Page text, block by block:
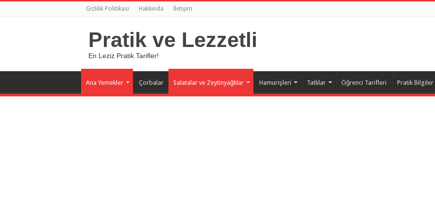
Gizlilik Politikası Hakkında İletişim
Pratik ve Lezzetli
En Leziz Pratik Tarifler!
Ana Yemekler Çorbalar Salatalar ve Zeytinyağlılar Hamurişleri Tatlılar Öğrenci Tarifleri Pratik Bilgiler